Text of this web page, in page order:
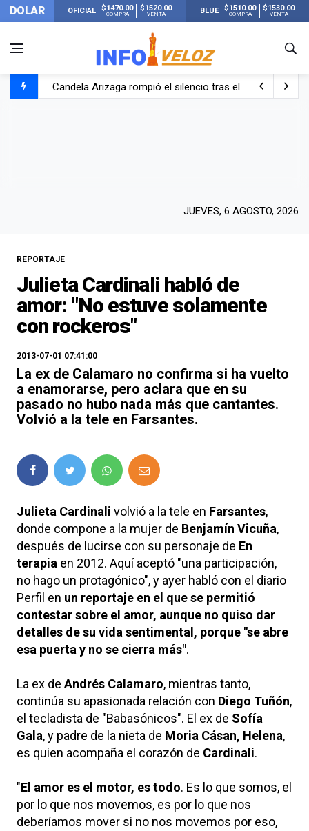
DOLAR OFICIAL $1470.00
COMPRA
$1520.00
VENTA BLUE $1510.00
COMPRA
$1530.00
VENTA
Candela Arizaga rompió el silencio tras el incidente con
JUEVES, 6 AGOSTO, 2026
REPORTAJE
Julieta Cardinali habló de
amor: "No estuve solamente
con rockeros"
2013-07-01 07:41:00
La ex de Calamaro no confirma si ha vuelto
a enamorarse, pero aclara que en su
pasado no hubo nada más que cantantes.
Volvió a la tele en Farsantes.
Julieta Cardinali volvió a la tele en Farsantes,
donde compone a la mujer de Benjamín Vicuña,
después de lucirse con su personaje de En
terapia en 2012. Aquí aceptó "una participación,
no hago un protagónico", y ayer habló con el diario
Perfil en un reportaje en el que se permitió
contestar sobre el amor, aunque no quiso dar
detalles de su vida sentimental, porque "se abre
esa puerta y no se cierra más".
La ex de Andrés Calamaro, mientras tanto,
continúa su apasionada relación con Diego Tuñón,
el tecladista de "Babasónicos". El ex de Sofía
Gala, y padre de la nieta de Moria Cásan, Helena,
es quien acompaña el corazón de Cardinali.
"El amor es el motor, es todo. Es lo que somos, el
por lo que nos movemos, es por lo que nos
deberíamos mover si no nos movemos por eso,